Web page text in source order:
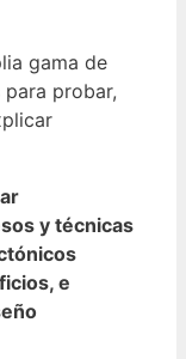
gama de
probar,
y técnicas
e